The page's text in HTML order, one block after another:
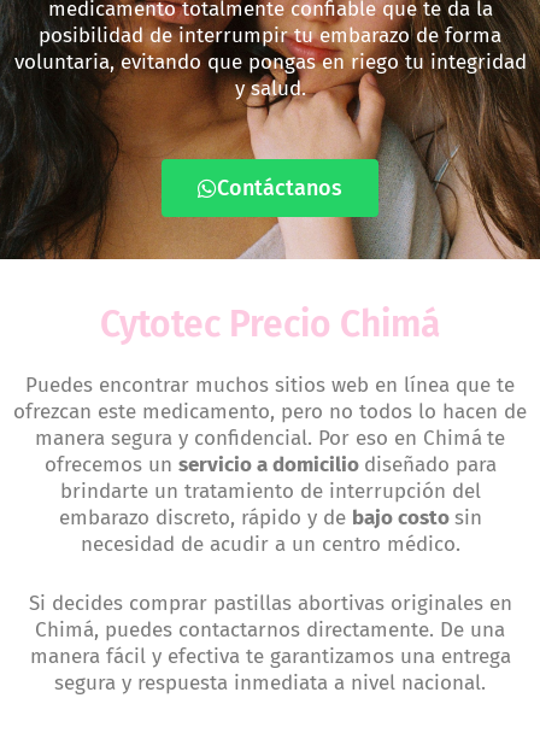
medicamento totalmente confiable que te da la
posibilidad de interrumpir tu embarazo de forma
voluntaria, evitando que pongas en riego tu integridad
y salud.
Contáctanos
Cytotec Precio Chimá
Puedes encontrar muchos sitios web en línea que te
ofrezcan este medicamento, pero no todos lo hacen de
manera segura y confidencial. Por eso en Chimáte
ofrecemos un servicio a domicilio diseñado para
brindarte un tratamiento de interrupción del
embarazo discreto, rápido y de bajo costosin
necesidad de acudir a un centro médico.
Si decides comprar pastillas abortivas originales en
Chimá, puedes contactarnos directamente. De una
manera fácil y efectiva te garantizamos una entrega
segura y respuesta inmediata a nivel nacional.